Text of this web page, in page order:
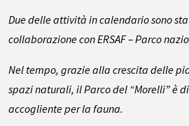
Due delle attività in calendario sono
collaborazione con ERSAF – Parco
Nel tempo, grazie alla crescita delle
spazi naturali, il Parco del “Morelli” è
accogliente per la fauna.